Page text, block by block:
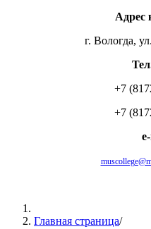
Адрес
г. Вологда,
+7
+7
Главная страница/